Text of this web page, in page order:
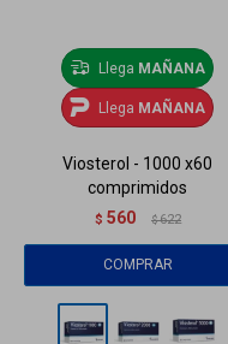
Llega MAÑANA
Llega MAÑANA
Viosterol - 1000 x60
comprimidos
$ 560 $ 622